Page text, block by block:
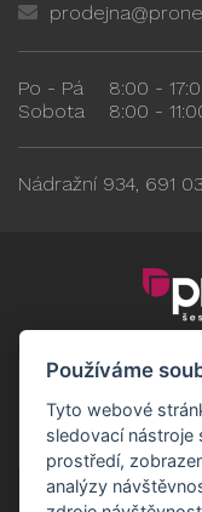
Po - Pá
8:00 -
Sobota
8:00 -
Nádražní 934, 691
Používáme
Tyto webové
sledovací nástroje
prostředí,
analýzy